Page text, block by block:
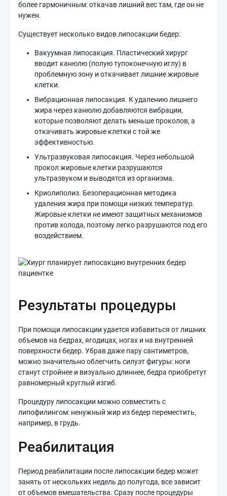
более гармоничным: откачав лишний вес там, где он не
нужен.
Существует несколько видов липосакции бедер:
Вакуумная липосакция. Пластический хирург
вводит канюлю (полую тупоконечную иглу) в
проблемную зону и откачивает лишние жировые
клетки.
Вибрационная липосакция. К удалению лишнего
жира через канюлю добавляются вибрации,
которые позволяют делать меньше проколов, а
откачивать жировые клетки с той же
эффективностью.
Ультразвуковая липосакция. Через небольшой
прокол жировые клетки разрушаются
ультразвуком и выводятся из организма.
Криолиполиз. Безоперационная методика
удаления жира при помощи низких температур.
Жировые клетки не имеют защитных механизмов
против холода, поэтому легко разрушаются под его
воздействием.
Результаты процедуры
При помощи липосакции удается избавиться от лишних
объемов на бедрах, ягодицах, ногах и на внутренней
поверхности бедер. Убрав даже пару сантиметров,
можно значительно облегчить силуэт фигуры: ноги
станут стройнее и визуально длиннее, бедра приобретут
равномерный круглый изгиб.
Процедуру липосакции можно совместить с
липофилингом: ненужный жир из бедер переместить,
например, в грудь.
Реабилитация
Период реабилитации после липосакции бедер может
занять от нескольких недель до полугода, все зависит
от объемов вмешательства. Сразу после процедуры